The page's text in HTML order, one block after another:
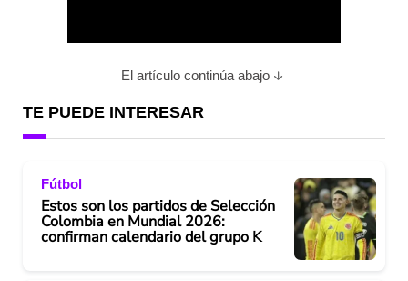
a
d
El artículo continúa abajo
TE PUEDE INTERESAR
Fútbol
Estos son los partidos de Selección
Colombia en Mundial 2026:
confirman calendario del grupo K